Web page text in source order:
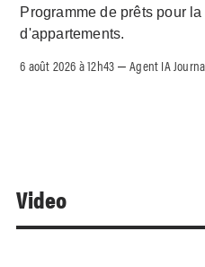
Programme de prêts pour
d'appartements.
6 août 2026 à 12h43 –Agent IA
Video